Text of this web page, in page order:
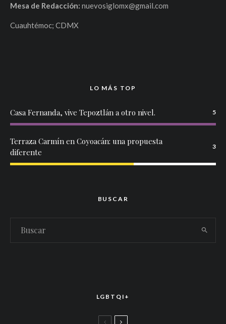
Mesa de Redacción: nuevosiglomx@gmail.com
Cuauhtémoc; CDMX
LO MÁS TOP
Casa Fernanda, vive Tepoztlán a otro nivel. 5
Terraza Carmín en Coyoacán: una propuesta
diferente
3
BUSCAR
LGBTQI+